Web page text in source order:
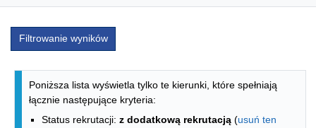
Filtrowanie wyników
Lista kierunków - indeks alfabetyczny
Poniższa lista wyświetla tylko te kierunki, które spełniają
łącznie następujące kryteria:
Status rekrutacji: z dodatkową rekrutacją (usuń ten